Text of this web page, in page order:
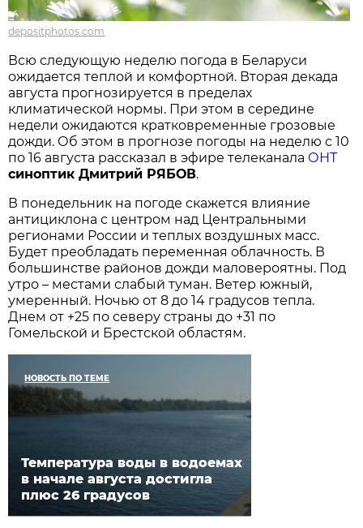
depositphotos.com
Всю следующую неделю погода в Беларуси
ожидается теплой и комфортной. Вторая декада
августа прогнозируется в пределах
климатической нормы. При этом в середине
недели ожидаются кратковременные грозовые
дожди. Об этом в прогнозе погоды на неделю с 10
по 16 августа рассказал в эфире телеканала ОНТ
синоптик Дмитрий РЯБОВ.
В понедельник на погоде скажется влияние
антициклона с центром над Центральными
регионами России и теплых воздушных масс.
Будет преобладать переменная облачность. В
большинстве районов дожди маловероятны. Под
утро – местами слабый туман. Ветер южный,
умеренный. Ночью от 8 до 14 градусов тепла.
Днем от +25 по северу страны до +31 по
Гомельской и Брестской областям.
НОВОСТЬ ПО ТЕМЕ
Температура воды в водоемах
в начале августа достигла
плюс 26 градусов